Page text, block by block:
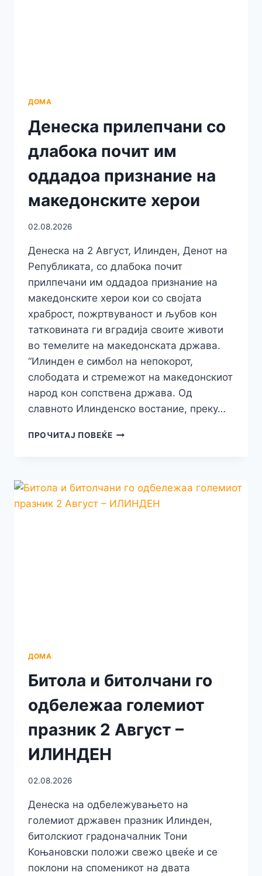
ДОМА
Денеска прилепчани со
длабока почит им
оддадоа признание на
македонските херои
02.08.2026
Денеска на 2 Август, Илинден, Денот на
Републиката, со длабока почит
прилпечани им оддадоа признание на
македонските херои кои со својата
храброст, пожртвуваност и љубов кон
татковината ги вградија своите животи
во темелите на македонската држава.
“Илинден е симбол на непокорот,
слободата и стремежот на македонскиот
народ кон сопствена држава. Од
славното Илинденско востание, преку…
ПРОЧИТАЈ ПОВЕЌЕДЕНЕСКА
ИМ
ОДДАДОА
ДОМА
Битола и битолчани го
одбележаа големиот
празник 2 Август –
ИЛИНДЕН
02.08.2026
Денеска на одбележувањето на
големиот државен празник Илинден,
битолскиот градоначалник Тони
Коњановски положи свежо цвеќе и се
поклони на споменикот на двата